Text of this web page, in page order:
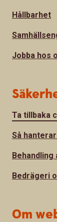
Hållbarhet
Jobba hos
Ta tillbaka
Så
Bedrägeri
Om